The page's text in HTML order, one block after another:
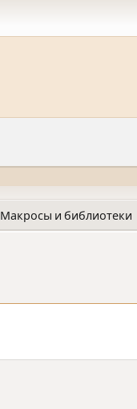
Макросы и библиотеки